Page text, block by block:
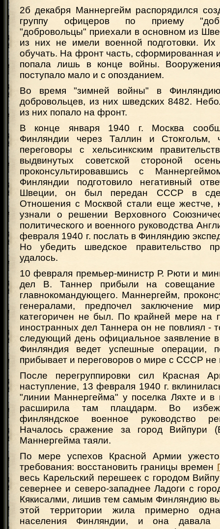
2б декабря Маннергейм распорядился
группу офицеров по приему
"добровольцы" приехали в основном из
из них не имели военной подготовки.
обучать. На фронт часть, сформированная
попала лишь в конце войны.
поступало мало и с опозданием.
Во время "зимней войны" в
добровольцев, из них шведских 8482.
из них попало на фронт.
В конце января 1940 г. Москва
Финляндии через Таллин и Стокгольм,
переговоры с хельсинкским
выдвинутых советской стороной
проконсультировавшись с
Финляндии подготовило негативный
Швеции, он был передан СССР в
Отношения с Москвой стали еще жестче,
узнали о решении Верховного
политического и военного руководства
февраля 1940 г. послать в Финляндию
Но убедить шведское правительство
удалось.
10 февраля премьер-министр Р. Рюти и
дел В. Таннер прибыли на совещание
главнокомандующего. Маннергейм,
генералами, предпочел заключение
категоричен не был. По крайней мере на
иностранных дел Таннера он не повлиял -
следующий день официальное заявление
Финляндия ведет успешные операции,
прибывает и переговоров о мире с СССР не
После перегруппировки сил Красная
наступление, 13 февраля 1940 г.
"линии Маннергейма" у поселка Ляхте и
расширила там плацдарм. Во
финляндское военное руководство
Началось сражение за город Вийпури
Маннергейма таяли.
По мере успехов Красной Армии
требования: восстановить границы времен
весь Карельский перешеек с городом
севернее и северо-западнее Ладоги с
Кякисалми, лишив тем самым Финляндию
этой территории жила примерно
населения Финляндии, и она давала